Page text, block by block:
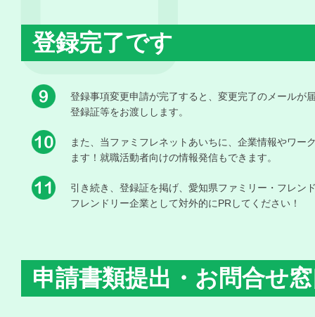
登録完了です
登録事項変更申請が完了すると、変更完了のメールが
登録証等をお渡しします。
また、当ファミフレネットあいちに、企業情報やワー
ます！就職活動者向けの情報発信もできます。
引き続き、登録証を掲げ、愛知県ファミリー・フレン
フレンドリー企業として対外的にPRしてください！
申請書類提出・お問合せ